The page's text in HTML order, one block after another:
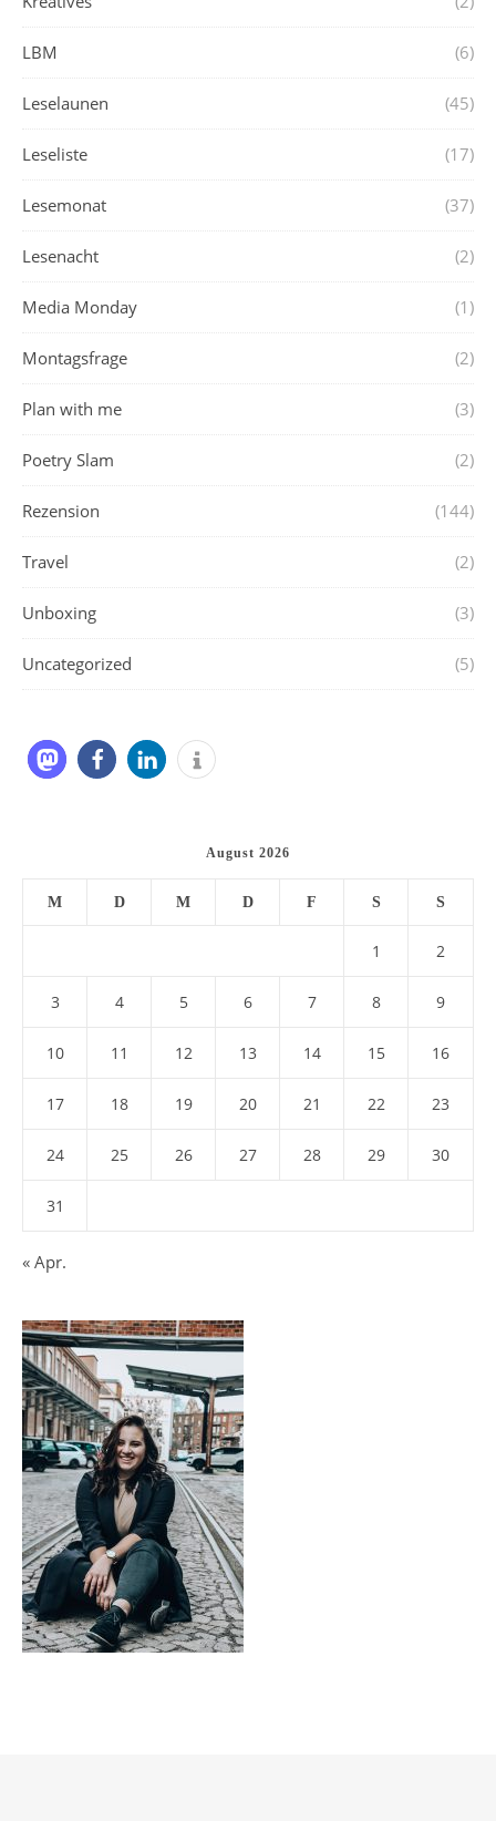
LBM (6)
Leselaunen (45)
Leseliste (17)
Lesemonat (37)
Lesenacht (2)
Media Monday (1)
Montagsfrage (2)
Plan with me (3)
Poetry Slam (2)
Rezension (144)
Travel (2)
Unboxing (3)
Uncategorized (5)
August 2026
M D M D F S S
1 2
3 4 5 6 7 8 9
10 11 12 13 14 15 16
17 18 19 20 21 22 23
24 25 26 27 28 29 30
31
« Apr.